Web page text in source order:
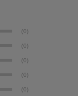
(0)
(0)
(0)
(0)
(0)